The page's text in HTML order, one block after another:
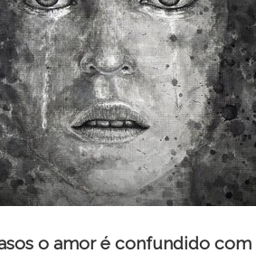
o amor é confundido com